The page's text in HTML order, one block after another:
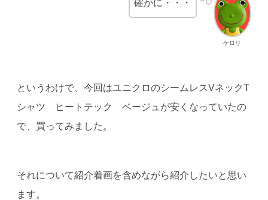
ケロリ
確かに・・・
というわけで、今回はユニクロのシームレスVネックT
シャツ ヒートテック ベージュ が安くなっていたの
で、買ってみました。
それについて紹介着画を含めながら紹介したいと思い
ます。